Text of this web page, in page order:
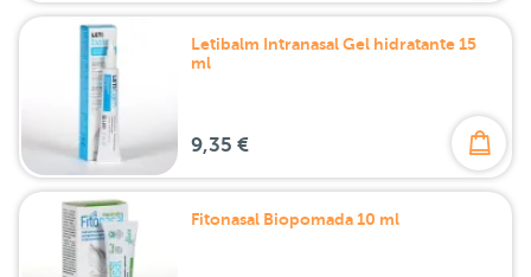
Letibalm Intranasal Gel hidratante 15
ml
9,35 €
Fitonasal Biopomada 10 ml